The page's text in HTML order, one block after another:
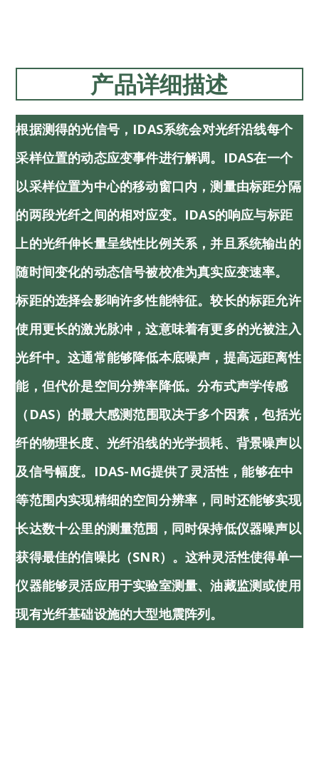
产品详细描述
根据测得的光信号，iDAS系统会对光纤沿线每个
采样位置的动态应变事件进行解调。iDAS在一个
以采样位置为中心的移动窗口内，测量由标距分隔
的两段光纤之间的相对应变。iDAS的响应与标距
上的光纤伸长量呈线性比例关系，并且系统输出的
随时间变化的动态信号被校准为真实应变速率。
标距的选择会影响许多性能特征。较长的标距允许
使用更长的激光脉冲，这意味着有更多的光被注入
光纤中。这通常能够降低本底噪声，提高远距离性
能，但代价是空间分辨率降低。分布式声学传感
（DAS）的最大感测范围取决于多个因素，包括光
纤的物理长度、光纤沿线的光学损耗、背景噪声以
及信号幅度。iDAS-MG提供了灵活性，能够在中
等范围内实现精细的空间分辨率，同时还能够实现
长达数十公里的测量范围，同时保持低仪器噪声以
获得最佳的信噪比（SNR）。这种灵活性使得单一
仪器能够灵活应用于实验室测量、油藏监测或使用
现有光纤基础设施的大型地震阵列。